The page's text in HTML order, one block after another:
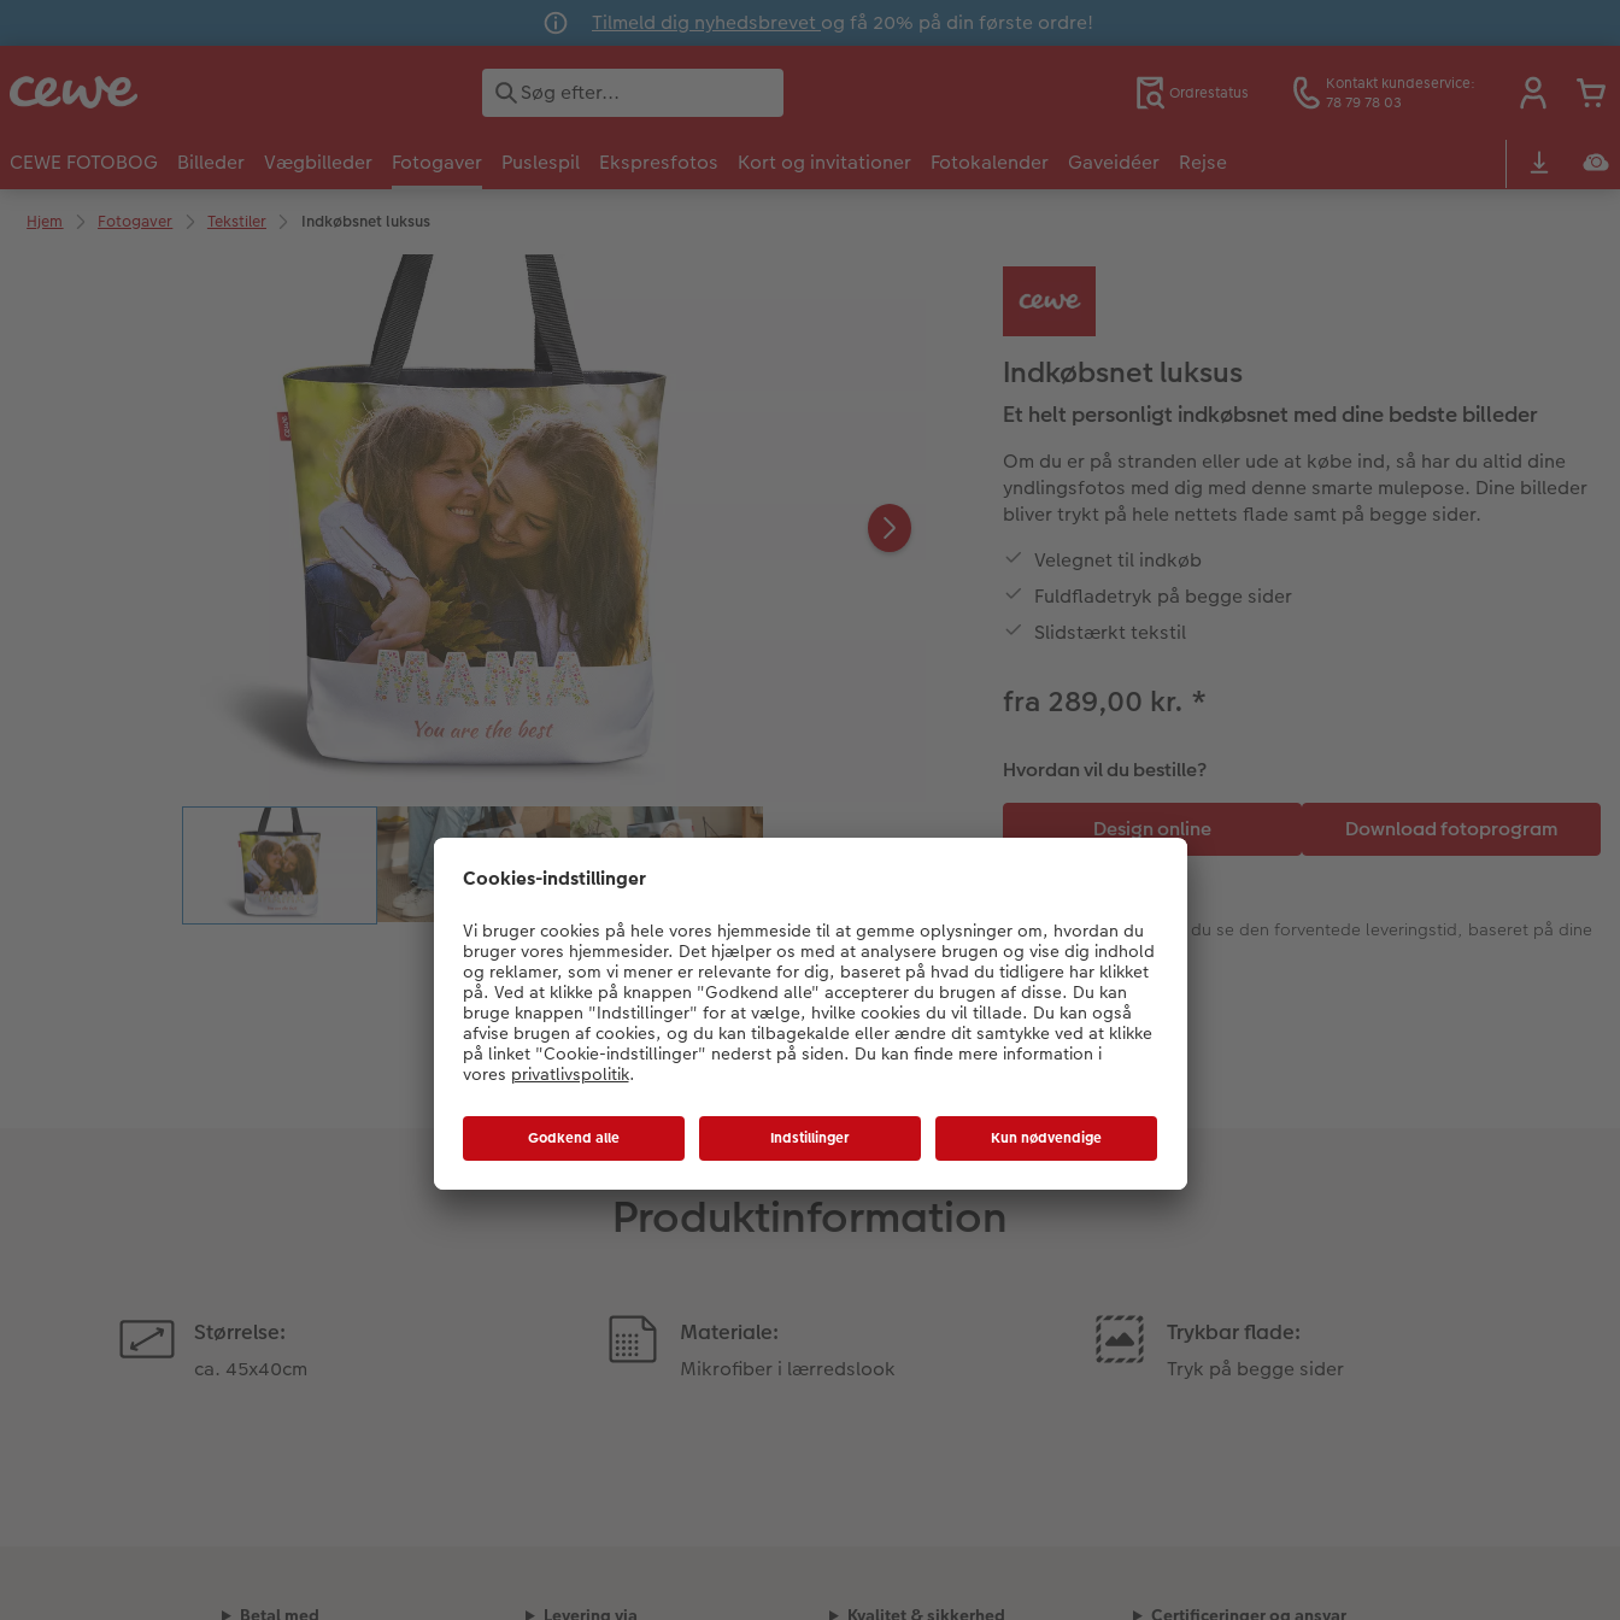
Tilmeld dig nyhedsbrevet og få 20% på din første ordre!
Ordrestatus
Kontakt kundeservice:
78 79 78 03
CEWE FOTOBOG Billeder Vægbilleder Fotogaver Puslespil Ekspresfotos Kort og invitationer Fotokalender Gaveidéer Rejse
Hjem Fotogaver Tekstiler Indkøbsnet luksus
Indkøbsnet luksus
Et helt personligt indkøbsnet med dine bedste billeder
Om du er på stranden eller ude at købe ind, så har du altid dine
yndlingsfotos med dig med denne smarte mulepose. Dine billeder
bliver trykt på hele nettets flade samt på begge sider.
Velegnet til indkøb
Fuldfladetryk på begge sider
Slidstærkt tekstil
fra 289,00 kr. *
Hvordan vil du bestille?
I næste trin vil du se den forventede leveringstid, baseret på dine
valg.
Produktinformation
Størrelse:
ca. 45x40cm
Materiale:
Mikrofiber i lærredslook
Trykbar flade:
Tryk på begge sider